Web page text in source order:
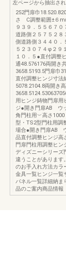
左ページから抽出さ
252門扉巾
さ C調整範囲±６
９３９．５５６７
道路側２５７５２
側道路側３４４０．
５２３０７４φ２９
１０．５●直付調
通48.576176両開き
3658.5193.5門扉巾
直付調整ヒンジ寸
5078.2104.8両開き
用ヒンジ鋳物門扉用
ジ●開き門扉AB ウ
角門柱用︶高さ
型・TS2型門柱用調
場合●開き門扉AB
品直付調整ヒンジ高
門扉門柱用調整ヒン
ディズニーシリーズ
違うことがあります
のお手入れ方法カラ
金具一覧ヒンジ一覧
パネル一覧詳細納ま
品のご案内商品情報